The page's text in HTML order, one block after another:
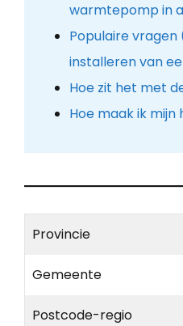
warmtepomp in
Populaire
installeren van
Hoe zit het met
Hoe maak ik mijn
Provincie
Gemeente
Postcode-regio